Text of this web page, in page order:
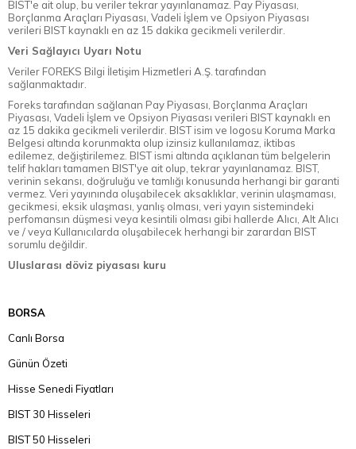
BIST'e ait olup, bu veriler tekrar yayınlanamaz. Pay Piyasası,
Borçlanma Araçları Piyasası, Vadeli İşlem ve Opsiyon Piyasası
verileri BIST kaynaklı en az 15 dakika gecikmeli verilerdir.
Veri Sağlayıcı Uyarı Notu
Veriler FOREKS Bilgi İletişim Hizmetleri A.Ş. tarafından
sağlanmaktadır.
Foreks tarafından sağlanan Pay Piyasası, Borçlanma Araçları
Piyasası, Vadeli İşlem ve Opsiyon Piyasası verileri BIST kaynaklı en
az 15 dakika gecikmeli verilerdir. BIST isim ve logosu Koruma Marka
Belgesi altında korunmakta olup izinsiz kullanılamaz, iktibas
edilemez, değiştirilemez. BIST ismi altında açıklanan tüm belgelerin
telif hakları tamamen BIST'ye ait olup, tekrar yayınlanamaz. BIST,
verinin sekansı, doğruluğu ve tamlığı konusunda herhangi bir garanti
vermez. Veri yayınında oluşabilecek aksaklıklar, verinin ulaşmaması,
gecikmesi, eksik ulaşması, yanlış olması, veri yayın sistemindeki
perfomansın düşmesi veya kesintili olması gibi hallerde Alıcı, Alt Alıcı
ve / veya Kullanıcılarda oluşabilecek herhangi bir zarardan BIST
sorumlu değildir.
Uluslarası döviz piyasası kuru
BORSA
Canlı Borsa
Günün Özeti
Hisse Senedi Fiyatları
BIST 30 Hisseleri
BIST 50 Hisseleri